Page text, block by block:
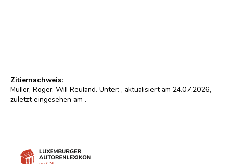
Zitiernachweis:
Muller, Roger: Will Reuland. Unter:
, aktualisiert am 24.07.2026,
zuletzt eingesehen am .